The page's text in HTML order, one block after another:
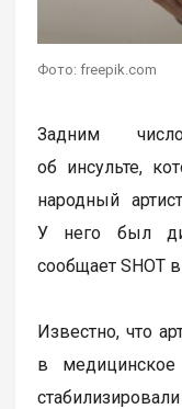
Фото: freepik.com
Задним
об инсульте,
народный
У него был
сообщает SHOT
Известно, что
в